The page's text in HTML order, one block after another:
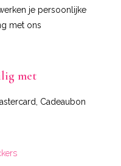
je persoonlijke
met ons
met
Cadeaubon